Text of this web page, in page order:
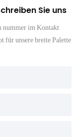
Sie uns
nummer im Kontakt
für unsere breite Palette